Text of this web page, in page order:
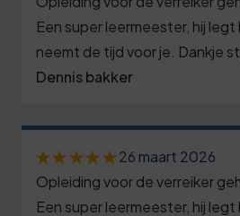
Een super leermeester, hij
neemt de tijd voor je. Dankje
Dennis bakker
26 maart 2026
Opleiding voor de verreiker
Een super leermeester, hij
0
2
3
9
2
8
1
3
4
6
6
8
3
4
9
3
4
7
8
9
6
1
6
1
6
1